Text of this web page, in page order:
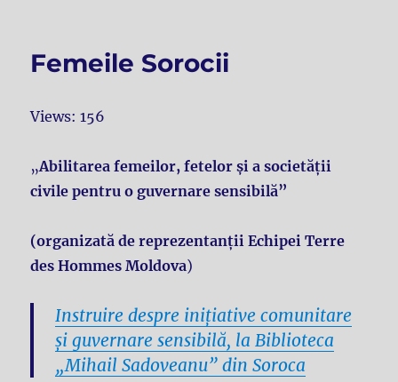
Femeile Sorocii
Views: 156
„Abilitarea femeilor, fetelor și a societății
civile pentru o guvernare sensibilă”
(organizată de reprezentanții Echipei Terre
des Hommes Moldova)
Instruire despre inițiative comunitare
și guvernare sensibilă, la Biblioteca
„Mihail Sadoveanu” din Soroca